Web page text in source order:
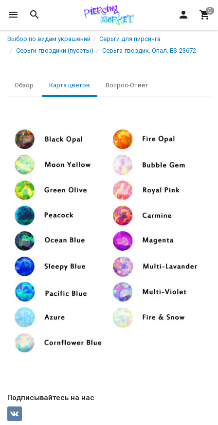
Выбор по видам украшений
Серьги для пирсинга
Серьги-гвоздики (пусеты)
Серьга-гвоздик. Опал. ES-23672
Обзор Карта цветов Вопрос-Ответ
Подписывайтесь на нас